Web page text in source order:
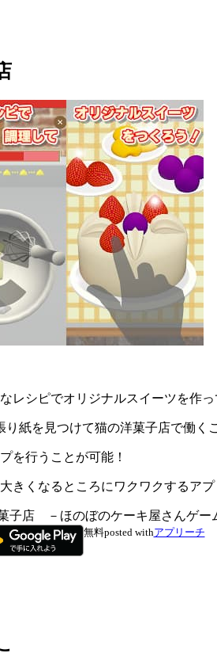
レシピでオリジナルスイーツを作
紙を見つけて猫の洋菓子店で働く
を行うことが可能！
きくなる ところにワクワクするアプ
子店 －ほのぼのケーキ屋さんゲー
無料posted withアプリーチ